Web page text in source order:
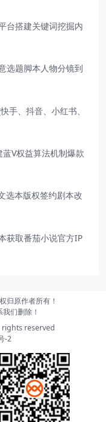
台搭建关键词挖掘内
选题脚本人物分镜到
手、抖音、小红书、
V权益算法机制爆款
选本版权签约剧本改
获取番茄小说官方IP
归原作者所有！
们删除！
rights reserved
-2